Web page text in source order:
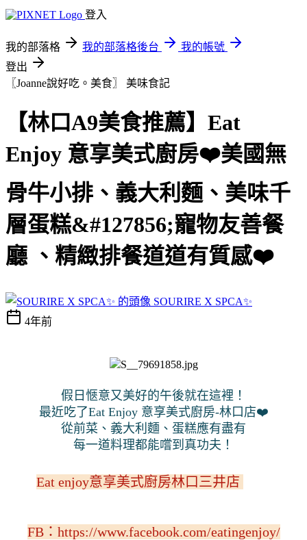
登入
我的部落格 我的部落格後台
我的帳號
登出
〖Joanne說好吃。美食〗 美味食記
【林口A9美食推薦】Eat
Enjoy 意享美式廚房❤️美國無
骨牛小排、義大利麵、美味千
層蛋糕&#127856;寵物友善餐
廳 、精緻排餐道道有質感❤️
SOURIRE X SPCA✨
4年前
假日愜意又美好的午後就在這裡！
最近吃了Eat Enjoy 意享美式廚房-林口店❤️
從前菜、義大利麵、蛋糕應有盡有
每一道料理都能嚐到真功夫！
Eat enjoy意享美式廚房林口三井店
FB： https://www.facebook.com/eatingenjoy/